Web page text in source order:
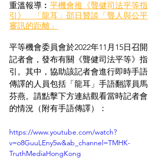
重溫報導︰ 平機會推《聾健司法平等指
引》　「龍耳」邵日贊談「聾人與公平
審訊的距離」
平等機會委員會於2022年11月15日召開
記者會，發布有關《聾健司法平等》指
引。其中，協助該記者會進行即時手語
傳譯的人員包括「龍耳」手語翻譯員馬
芬燕。請點擊下方連結觀看當時記者會
的情況（附有手語傳譯）：
https://www.youtube.com/watch?
v=o8GuuLEny5w&ab_channel=TMHK-
TruthMediaHongKong